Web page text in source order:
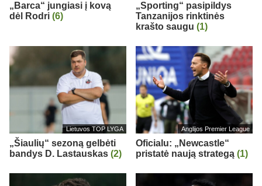
„Barca“ jungiasi į kovą
dėl Rodri (6)
„Sporting“ pasipildys
Tanzanijos rinktinės
krašto saugu (1)
Lietuvos TOP LYGA
„Šiaulių“ sezoną gelbėti
bandys D. Lastauskas (2)
Anglijos Premier League
Oficialu: „Newcastle“
pristatė naują strategą (1)